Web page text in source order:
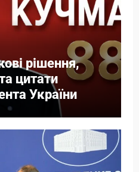
рішення,
цитати
України